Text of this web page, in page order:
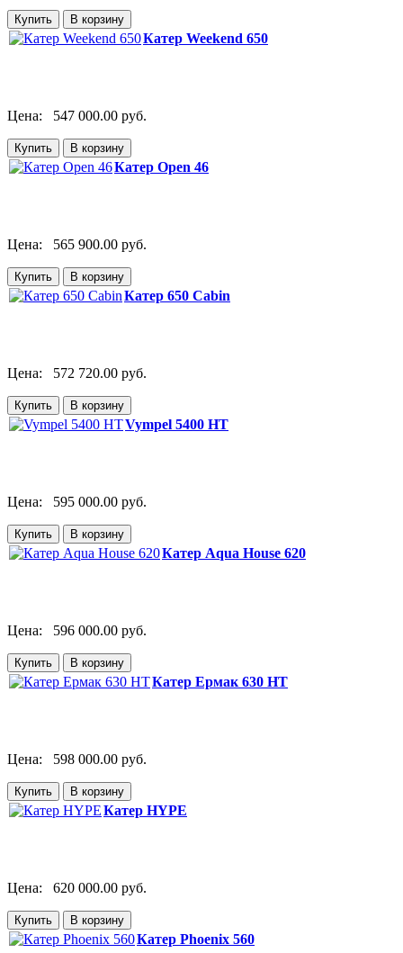
Катер Weekend 650
Цена: 547 000.00 руб.
Катер Open 46
Цена: 565 900.00 руб.
Катер 650 Cabin
Цена: 572 720.00 руб.
Vympel 5400 HT
Цена: 595 000.00 руб.
Катер Aqua House 620
Цена: 596 000.00 руб.
Катер Ермак 630 HT
Цена: 598 000.00 руб.
Катер HYPE
Цена: 620 000.00 руб.
Катер Phoenix 560